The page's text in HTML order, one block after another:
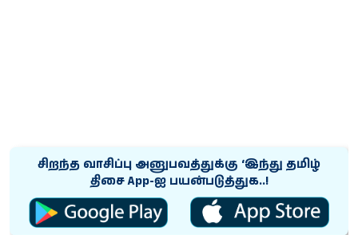
சிறந்த வாசிப்பு அனுபவத்துக்கு ‘இந்து தமிழ்
திசை App-ஐ பயன்படுத்துக..!